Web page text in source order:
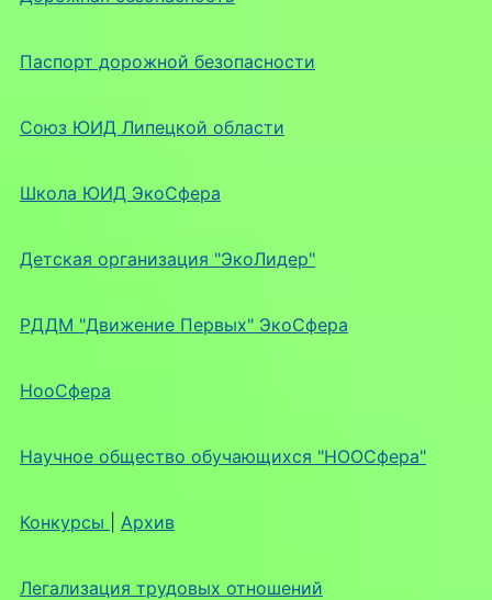
Паспорт дорожной безопасности
Союз ЮИД Липецкой области
Школа ЮИД ЭкоСфера
Детская организация "ЭкоЛидер"
РДДМ "Движение Первых" ЭкоСфера
НооСфера
Научное общество обучающихся "НООСфера"
Конкурсы Архив
Легализация трудовых отношений